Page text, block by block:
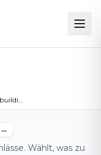
Teamevent & Teambuilding in Haddington
…
Wählt, was zu